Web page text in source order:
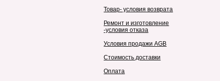
Товар- условия возврата
Ремонт и изготовление
-условия отказа
Условия продажи AGB
Стоимость доставки
Оплата